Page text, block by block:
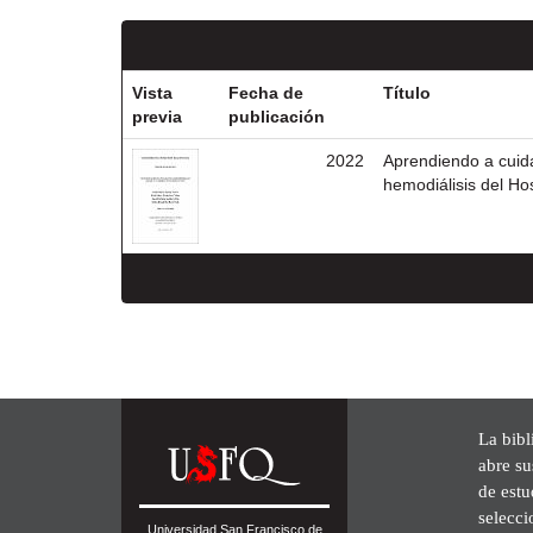
Vista
previa
Fecha de
publicación
Título
2022
Aprendiendo a
hemodiálisis del
Universidad San Francisco de
La
abre
de